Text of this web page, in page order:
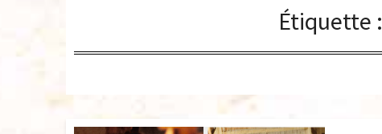
Étiquette :